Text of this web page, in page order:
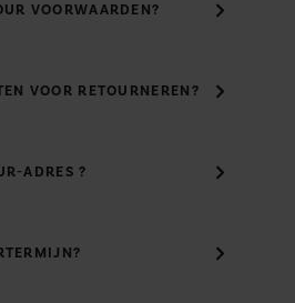
VOORWAARDEN?
VOOR RETOURNEREN?
ADRES ?